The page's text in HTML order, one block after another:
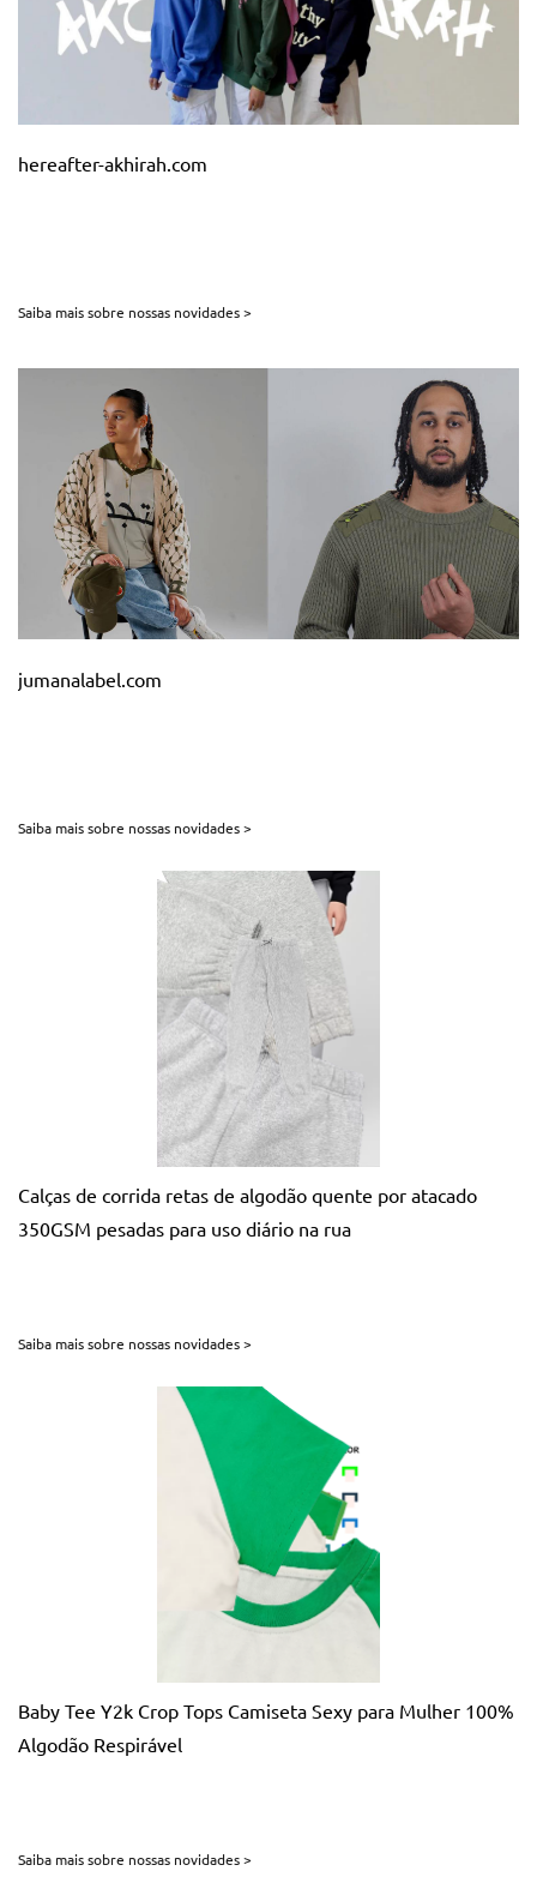
hereafter-akhirah.com
Saiba mais sobre nossas novidades >
jumanalabel.com
Saiba mais sobre nossas novidades >
Calças de corrida retas de algodão quente por atacado
350GSM pesadas para uso diário na rua
Saiba mais sobre nossas novidades >
Baby Tee Y2k Crop Tops Camiseta Sexy para Mulher 100%
Algodão Respirável
Saiba mais sobre nossas novidades >